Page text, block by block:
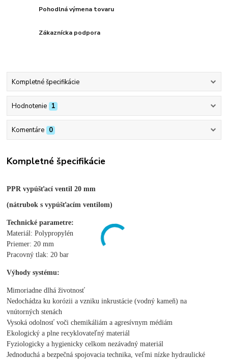
Pohodlná výmena tovaru
Zákaznícka podpora
Kompletné špecifikácie
Hodnotenie 1
Komentáre 0
Kompletné špecifikácie
PPR vypúšťací ventil 20 mm
(nátrubok s vypúšťacím ventilom)
Technické parametre:
Materiál: Polypropylén
Priemer: 20 mm
Pracovný tlak: 20 bar
Výhody systému:
Mimoriadne dlhá životnosť
Nedochádza ku korózii a vzniku inkrustácie (vodný kameň) na
vnútorných stenách
Vysoká odolnosť voči chemikáliám a agresívnym médiám
Ekologický a plne recyklovateľný materiál
Fyziologicky a hygienicky celkom nezávadný materiál
Jednoduchá a bezpečná spojovacia technika, veľmi nízke hydraulické